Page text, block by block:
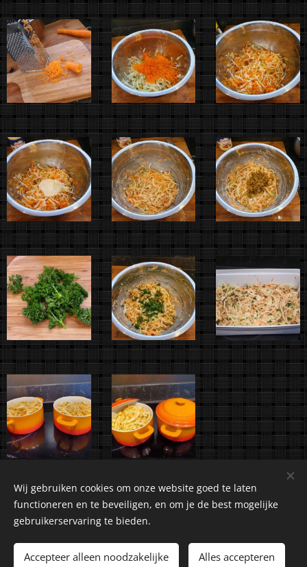
©2018-2026 Kuiranto Culinary Creations. Oosseldstraat 8,
Cookies
Wij gebruiken cookies om onze website goed te laten
functioneren en te beveiligen, en om je de best mogelijke
gebruikerservaring te bieden.
Accepteer alleen noodzakelijke Alles accepteren